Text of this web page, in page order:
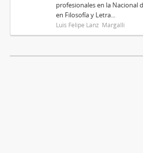
profesionales en la Nacional
en Filosofía y Letra...
Luis Felipe Lanz Margalli